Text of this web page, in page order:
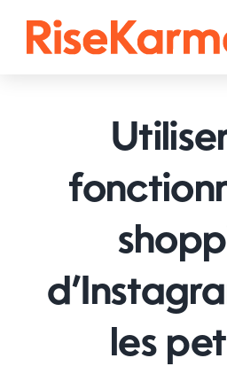
YouTube
Twitter (𝕏)
Autres
les